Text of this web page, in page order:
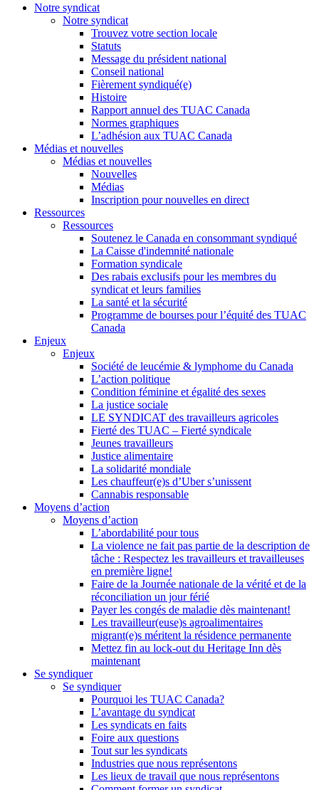
Notre syndicat
Notre syndicat
Trouvez votre section locale
Statuts
Message du président national
Conseil national
Fièrement syndiqué(e)
Histoire
Rapport annuel des TUAC Canada
Normes graphiques
L’adhésion aux TUAC Canada
Médias et nouvelles
Médias et nouvelles
Nouvelles
Médias
Inscription pour nouvelles en direct
Ressources
Ressources
Soutenez le Canada en consommant syndiqué
La Caisse d'indemnité nationale
Formation syndicale
Des rabais exclusifs pour les membres du
syndicat et leurs families
La santé et la sécurité
Programme de bourses pour l’équité des TUAC
Canada
Enjeux
Enjeux
Société de leucémie & lymphome du Canada
L’action politique
Condition féminine et égalité des sexes
La justice sociale
LE SYNDICAT des travailleurs agricoles
Fierté des TUAC – Fierté syndicale
Jeunes travailleurs
Justice alimentaire
La solidarité mondiale
Les chauffeur(e)s d’Uber s’unissent
Cannabis responsable
Moyens d’action
Moyens d’action
L’abordabilité pour tous
La violence ne fait pas partie de la description de
tâche : Respectez les travailleurs et travailleuses
en première ligne!
Faire de la Journée nationale de la vérité et de la
réconciliation un jour férié
Payer les congés de maladie dès maintenant!
Les travailleur(euse)s agroalimentaires
migrant(e)s méritent la résidence permanente
Mettez fin au lock-out du Heritage Inn dès
maintenant
Se syndiquer
Se syndiquer
Pourquoi les TUAC Canada?
L’avantage du syndicat
Les syndicats en faits
Foire aux questions
Tout sur les syndicats
Industries que nous représentons
Les lieux de travail que nous représentons